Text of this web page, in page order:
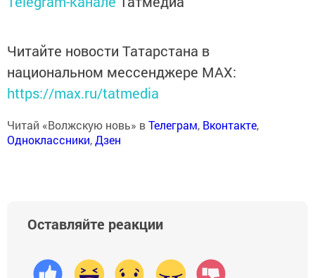
Читайте новости Татарстана в
национальном мессенджере MАХ:
https://max.ru/tatmedia
Читай «Волжскую новь» вТелеграм, Вконтакте,
Одноклассники,Дзен
Оставляйте реакции